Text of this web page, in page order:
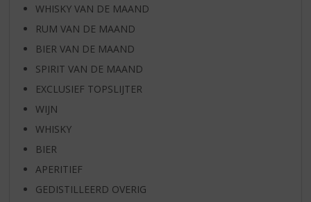
WHISKY VAN DE MAAND
RUM VAN DE MAAND
BIER VAN DE MAAND
SPIRIT VAN DE MAAND
EXCLUSIEF TOPSLIJTER
WIJN
WHISKY
BIER
APERITIEF
GEDISTILLEERD OVERIG